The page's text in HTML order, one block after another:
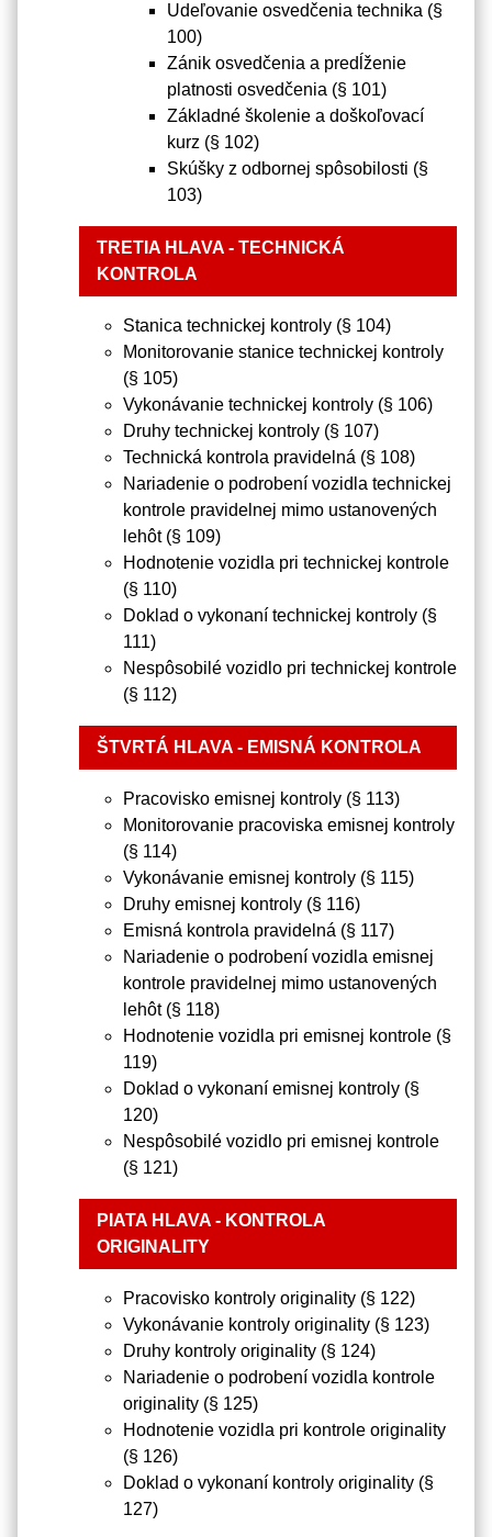
Udeľovanie osvedčenia technika (§
100)
Zánik osvedčenia a predĺženie
platnosti osvedčenia (§ 101)
Základné školenie a doškoľovací
kurz (§ 102)
Skúšky z odbornej spôsobilosti (§
103)
TRETIA HLAVA - TECHNICKÁ
KONTROLA
Stanica technickej kontroly (§ 104)
Monitorovanie stanice technickej kontroly
(§ 105)
Vykonávanie technickej kontroly (§ 106)
Druhy technickej kontroly (§ 107)
Technická kontrola pravidelná (§ 108)
Nariadenie o podrobení vozidla technickej
kontrole pravidelnej mimo ustanovených
lehôt (§ 109)
Hodnotenie vozidla pri technickej kontrole
(§ 110)
Doklad o vykonaní technickej kontroly (§
111)
Nespôsobilé vozidlo pri technickej kontrole
(§ 112)
ŠTVRTÁ HLAVA - EMISNÁ KONTROLA
Pracovisko emisnej kontroly (§ 113)
Monitorovanie pracoviska emisnej kontroly
(§ 114)
Vykonávanie emisnej kontroly (§ 115)
Druhy emisnej kontroly (§ 116)
Emisná kontrola pravidelná (§ 117)
Nariadenie o podrobení vozidla emisnej
kontrole pravidelnej mimo ustanovených
lehôt (§ 118)
Hodnotenie vozidla pri emisnej kontrole (§
119)
Doklad o vykonaní emisnej kontroly (§
120)
Nespôsobilé vozidlo pri emisnej kontrole
(§ 121)
PIATA HLAVA - KONTROLA
ORIGINALITY
Pracovisko kontroly originality (§ 122)
Vykonávanie kontroly originality (§ 123)
Druhy kontroly originality (§ 124)
Nariadenie o podrobení vozidla kontrole
originality (§ 125)
Hodnotenie vozidla pri kontrole originality
(§ 126)
Doklad o vykonaní kontroly originality (§
127)